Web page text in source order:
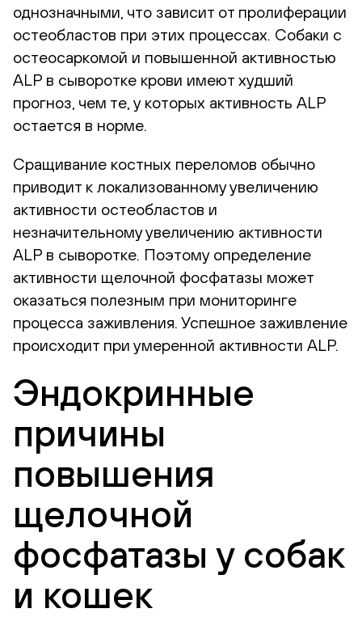
однозначными, что зависит от пролиферации
остеобластов при этих процессах. Собаки с
остеосаркомой и повышенной активностью
ALP в сыворотке крови имеют худший
прогноз, чем те, у которых активность ALP
остается в норме.
Сращивание костных переломов обычно
приводит к локализованному увеличению
активности остеобластов и
незначительному увеличению активности
ALP в сыворотке. Поэтому определение
активности щелочной фосфатазы может
оказаться полезным при мониторинге
процесса заживления. Успешное заживление
происходит при умеренной активности ALP.
Эндокринные
причины
повышения
щелочной
фосфатазы у собак
и кошек